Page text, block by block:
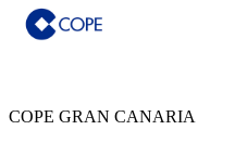
COPE GRAN CANARIA